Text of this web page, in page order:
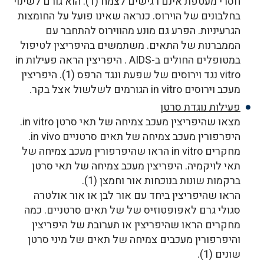
בחלבונים של הוירוס. כנראה שאינו פועל על החומצות
הגרעיניות. הפרע גם מונע מהווירוס להתחבר עם
הממברנות של התאים. משתמשים בהיפריצין לטיפול
במטופלים החולים ב-AIDS . היפריצין הראה פעילות in
vitro נגד וירוסים של שפעת ונגד הרפס (1). היפריצין
מעכב וירוסים in vitro הגורמים לשלשול אצל בקר.
פעילות נוגדת סרטן
מצאו שהיפריצין מעכב צמיחה של תאי סרטן in vitro.
היפרפורין מעכב צמיחה של תאים סרטניים in vivo.
מחקרים in vitro הראו שהיפרפורין מעכב צמיחה של
תאי לויקמיה. היפריצין מעכב צמיחה של תאי סרטן
ברקמות שונות בנוכחות אור וחמצן (1).
הראו שהיפריצין ביחד עם אור לבן או אור אולטרה
סגולי גרם לאפופטוזיס של של תאים סרטניים. כמה
מחקרים הראו שהיפריצין או תערובת של היפריצין
והיפרפורין מעכבים צמיחה של תאים של מיני סרטן
שונים (1).